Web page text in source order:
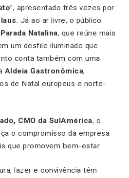
”, apresentado três vezes por
. Já ao ar livre, o público
Parada Natalina, que reúne mais
um desfile iluminado que
conta também com uma
Aldeia Gastronômica,
de Natal europeus e norte-
CMO da SulAmérica, o
o compromisso da empresa
que promovem bem-estar.
lazer e convivência têm